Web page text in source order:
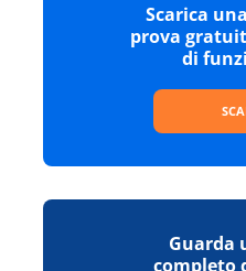
Scarica
prova
di
Guarda
completo